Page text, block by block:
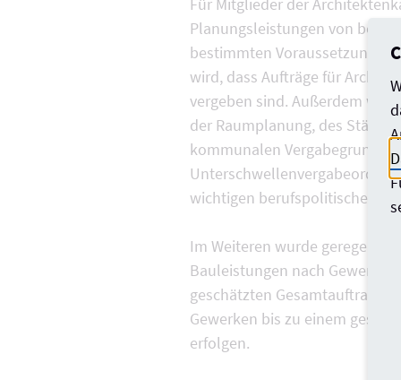
Planungsleistungen von
bestimmten Voraussetzungen
wird, dass Aufträge für
vergeben sind. Außerdem
der Raumplanung, des
kommunalen
wichtigen berufspolitischen
Im Weiteren wurde geregelt,
Bauleistungen nach
geschätzten
Gewerken bis zu einem
erfolgen.